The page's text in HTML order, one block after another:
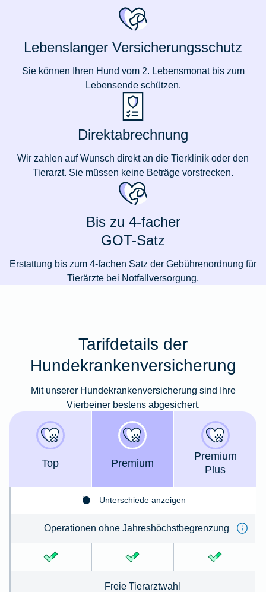
Lebenslanger Versicherungsschutz
Sie können Ihren Hund vom 2. Lebensmonat bis zum
Lebensende schützen.
Direktabrechnung
Wir zahlen auf Wunsch direkt an die Tierklinik oder den
Tierarzt. Sie müssen keine Beträge vorstrecken.
Bis zu 4-facher
GOT-Satz
Erstattung bis zum 4-fachen Satz der Gebührenordnung für
Tierärzte bei Notfallversorgung.
Tarifdetails der
Hundekrankenversicherung
Mit unserer Hundekrankenversicherung sind Ihre
Vierbeiner bestens abgesichert.
Top Premium
Premium
Plus
Unterschiede anzeigen
Operationen ohne Jahreshöchstbegrenzung
Freie Tierarztwahl